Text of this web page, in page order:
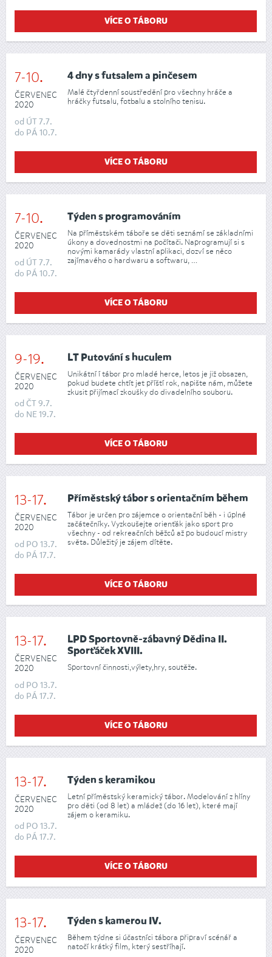
VÍCE O TÁBORU
7-10.
ČERVENEC
2020
od ÚT7.7.
do PÁ 10.7.
4 dny s futsalem a pinčesem
Malé čtyřdenní soustředění pro všechny hráče a
hráčky futsalu, fotbalu a stolního tenisu.
VÍCE O TÁBORU
7-10.
ČERVENEC
2020
od ÚT7.7.
do PÁ 10.7.
Týden s programováním
Na příměstském táboře se děti seznámí se základními
úkony a dovednostmi na počítači. Naprogramují si s
novými kamarády vlastní aplikaci, dozví se něco
zajímavého o hardwaru a softwaru, …
VÍCE O TÁBORU
9-19.
ČERVENEC
2020
od ČT9.7.
do NE19.7.
LT Putování s huculem
Unikátní í tábor pro mladé herce, letos je již obsazen,
pokud budete chtít jet příští rok, napište nám, můžete
zkusit přijímací zkoušky do divadelního souboru.
VÍCE O TÁBORU
13-17.
ČERVENEC
2020
od PO 13.7.
do PÁ 17.7.
Příměstský tábor s orientačním během
Tábor je určen pro zájemce o orientační běh - i úplné
začátečníky. Vyzkoušejte orienťák jako sport pro
všechny - od rekreačních běžců až po budoucí mistry
světa. Důležitý je zájem dítěte.
VÍCE O TÁBORU
13-17.
ČERVENEC
2020
od PO 13.7.
do PÁ 17.7.
LPD Sportovně-zábavný Dědina II.
Sporťáček XVIII.
Sportovní činnosti,výlety,hry, soutěže.
VÍCE O TÁBORU
13-17.
ČERVENEC
2020
od PO 13.7.
do PÁ 17.7.
Týden s keramikou
Letní příměstský keramický tábor. Modelování z hlíny
pro děti (od 8 let) a mládež (do 16 let), které mají
zájem o keramiku.
VÍCE O TÁBORU
13-17.
ČERVENEC
2020
Týden s kamerou IV.
Během týdne si účastníci tábora připraví scénář a
natočí krátký film, který sestříhají.